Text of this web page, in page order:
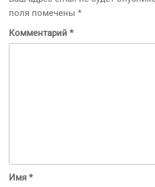
поля помечены *
Комментарий *
Имя *